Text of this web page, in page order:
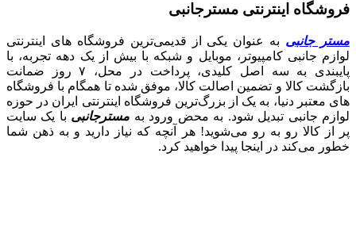
فروشگاه اینترنتی مسترجانبی
مستر جانبی به عنوان یکی از قدیمی‌ترین فروشگاه های اینترنتی
لوازم جانبی کامپیوتر، موبایل و شبکه با بیش از یک دهه تجربه، با
پایبندی به سه اصل کلیدی، پرداخت در محل، ۷ روز ضمانت
بازگشت کالا و تضمین اصالت کالا، موفق شده تا همگام با فروشگاه‌
های معتبر دنیا، به یک از بزرگ‌ترین فروشگاه اینترنتی ایران در حوزه
لوازم جانبی تبدیل شود. به محض ورود به مسترجانبی با یک سایت
پر از کالا رو به رو می‌شوید! هر آنچه که نیاز دارید و به ذهن شما
خطور می‌کند در اینجا پیدا خواهید کرد.